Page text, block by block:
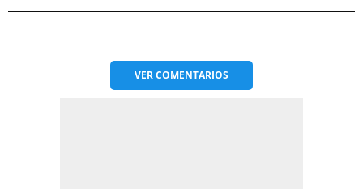
VERCOMENTARIOS